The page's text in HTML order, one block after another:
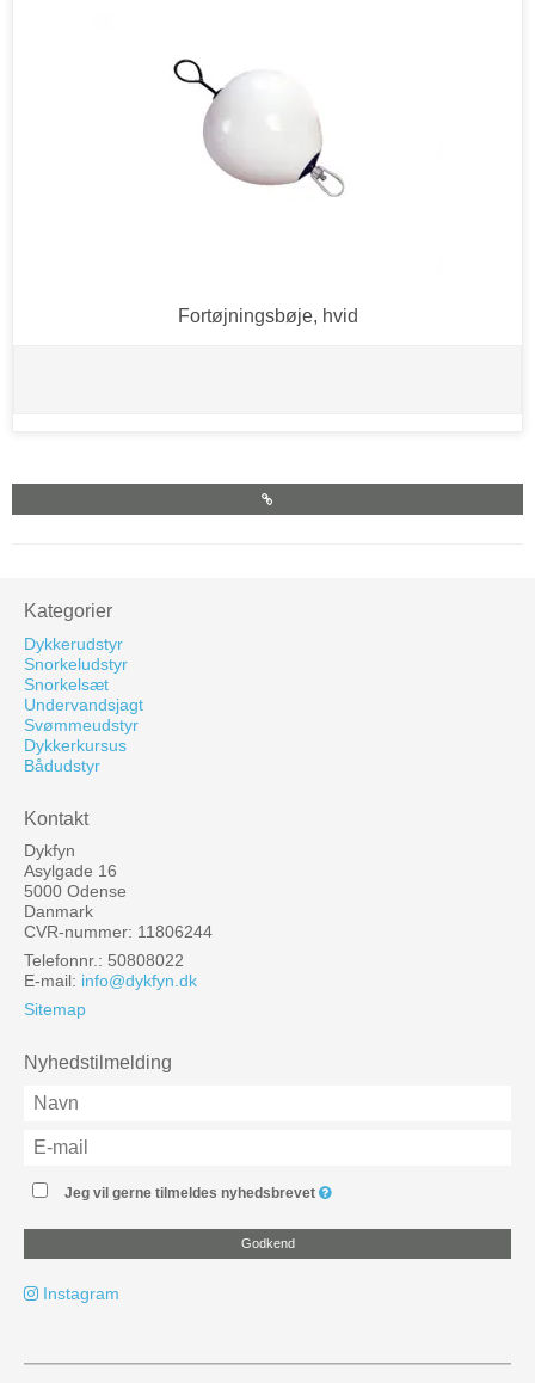
Fortøjningsbøje, hvid
Kategorier
Dykkerudstyr
Snorkeludstyr
Snorkelsæt
Undervandsjagt
Svømmeudstyr
Dykkerkursus
Bådudstyr
Kontakt
Dykfyn
Asylgade 16
5000 Odense
Danmark
CVR-nummer: 11806244
Telefonnr.: 50808022
E-mail: info@dykfyn.dk
Sitemap
Nyhedstilmelding
Jeg vil gerne tilmeldes nyhedsbrevet
Godkend
Instagram